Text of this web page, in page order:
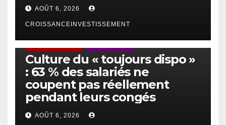
AOÛT 6, 2026
CROISSANCEINVESTISSEMENT
Culture du « toujours dispo »
: 63 % des salariés ne
coupent pas réellement
pendant leurs congés
AOÛT 6, 2026